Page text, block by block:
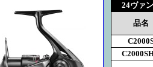
24ヴァ
品名